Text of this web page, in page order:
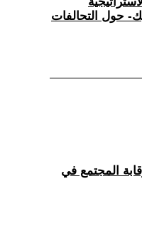
حول التحالفات
المجتمع في